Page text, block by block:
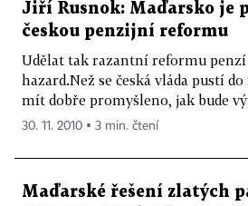
Jiří Rusnok: Maďarsko je
českou penzijní reformu
Udělat tak razantní reformu penzí
hazard.Než se česká vláda pustí
mít dobře promyšleno, jak bude
30. 11. 2010 ▪ 3 min. čtení
Maďarské řešení zlatých